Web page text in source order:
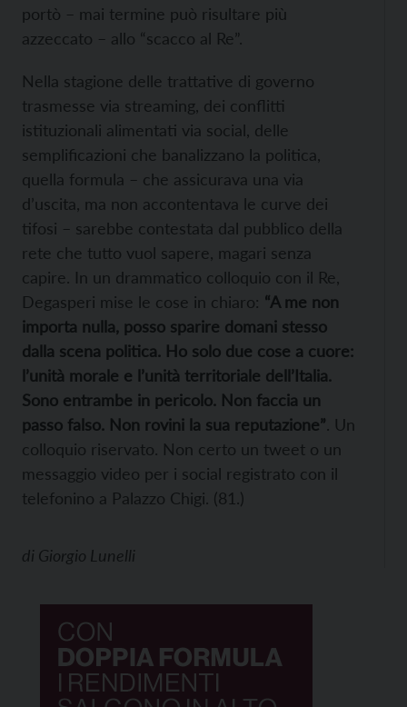
portò – mai termine può risultare più
azzeccato – allo “scacco al Re”.
Nella stagione delle trattative di governo
trasmesse via streaming, dei conflitti
istituzionali alimentati via social, delle
semplificazioni che banalizzano la politica,
quella formula – che assicurava una via
d’uscita, ma non accontentava le curve dei
tifosi – sarebbe contestata dal pubblico della
rete che tutto vuol sapere, magari senza
capire. In un drammatico colloquio con il Re,
Degasperi mise le cose in chiaro: “A me non
importa nulla, posso sparire domani stesso
dalla scena politica. Ho solo due cose a cuore:
l’unità morale e l’unità territoriale dell’Italia.
Sono entrambe in pericolo. Non faccia un
passo falso. Non rovini la sua reputazione”. Un
colloquio riservato. Non certo un tweet o un
messaggio video per i social registrato con il
telefonino a Palazzo Chigi. (81.)
di Giorgio Lunelli